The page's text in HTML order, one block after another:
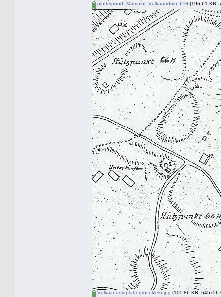
plattegrond_Mammut_Vulkaanduin.JPG (196.61 KB,
Vulkaanduinplattegrondklein.jpg (105.86 KB,